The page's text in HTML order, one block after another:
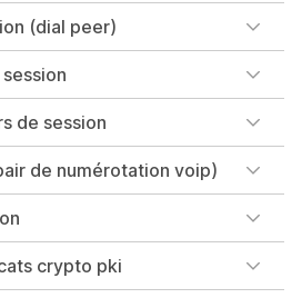
(dial peer)
de session
de numérotation voip)
crypto pki